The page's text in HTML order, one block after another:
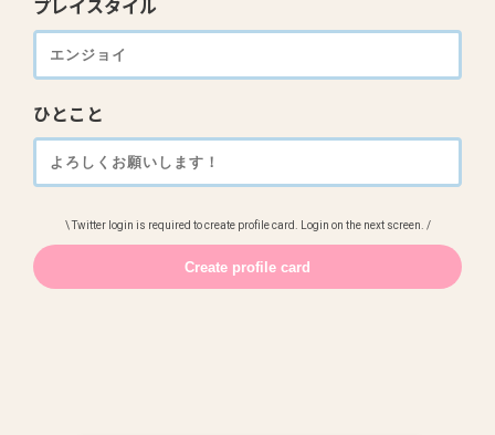
プレイスタイル
ひとこと
\ Twitter login is required to create profile card. Login on the next screen. /